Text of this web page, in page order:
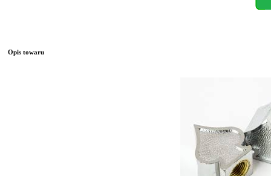
Opis towaru